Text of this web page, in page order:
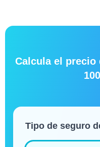
Calcula el precio
Tipo de seguro